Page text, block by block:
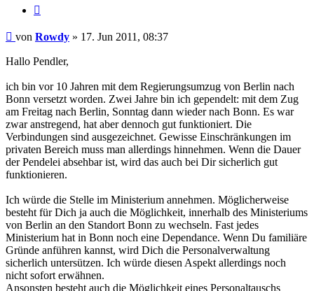
Beitrag
von Rowdy » 17. Jun 2011, 08:37
Hallo Pendler,
ich bin vor 10 Jahren mit dem Regierungsumzug von Berlin nach
Bonn versetzt worden. Zwei Jahre bin ich gependelt: mit dem Zug
am Freitag nach Berlin, Sonntag dann wieder nach Bonn. Es war
zwar anstregend, hat aber dennoch gut funktioniert. Die
Verbindungen sind ausgezeichnet. Gewisse Einschränkungen im
privaten Bereich muss man allerdings hinnehmen. Wenn die Dauer
der Pendelei absehbar ist, wird das auch bei Dir sicherlich gut
funktionieren.
Ich würde die Stelle im Ministerium annehmen. Möglicherweise
besteht für Dich ja auch die Möglichkeit, innerhalb des Ministeriums
von Berlin an den Standort Bonn zu wechseln. Fast jedes
Ministerium hat in Bonn noch eine Dependance. Wenn Du familiäre
Gründe anführen kannst, wird Dich die Personalverwaltung
sicherlich untersützen. Ich würde diesen Aspekt allerdings noch
nicht sofort erwähnen.
Ansonsten besteht auch die Möglichkeit eines Personaltauschs